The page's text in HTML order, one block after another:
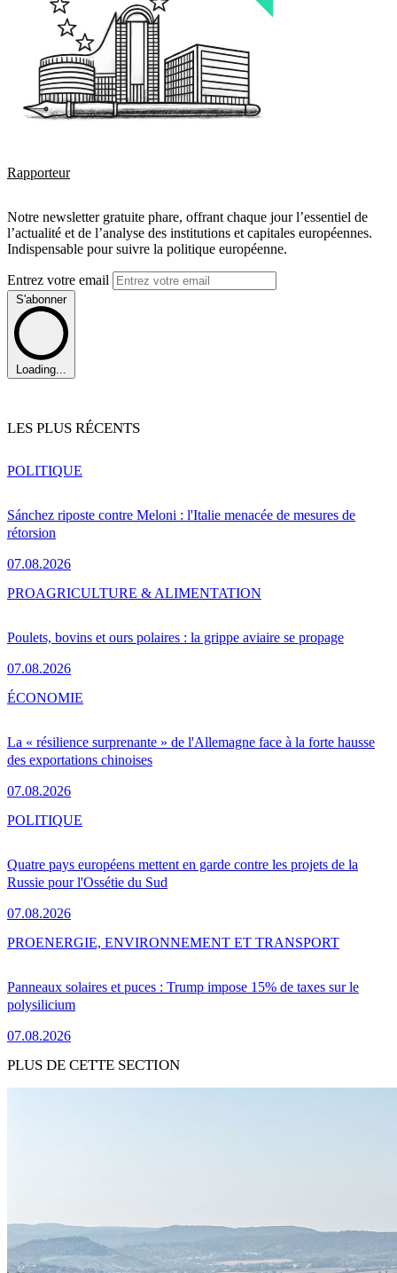
Rapporteur
Notre newsletter gratuite phare, offrant chaque jour l’essentiel de
l’actualité et de l’analyse des institutions et capitales européennes.
Indispensable pour suivre la politique européenne.
Entrez votre email
S'abonner
Loading...
LES PLUS RÉCENTS
Sánchez riposte contre Meloni : l'Italie menacée de mesures de
rétorsion
07.08.2026
POLITIQUE
Poulets, bovins et ours polaires : la grippe aviaire se propage
07.08.2026
PROAGRICULTURE & ALIMENTATION
La « résilience surprenante » de l'Allemagne face à la forte hausse
des exportations chinoises
07.08.2026
ÉCONOMIE
Quatre pays européens mettent en garde contre les projets de la
Russie pour l'Ossétie du Sud
07.08.2026
POLITIQUE
Panneaux solaires et puces : Trump impose 15% de taxes sur le
polysilicium
07.08.2026
PROENERGIE, ENVIRONNEMENT ET TRANSPORT
PLUS DE CETTE SECTION